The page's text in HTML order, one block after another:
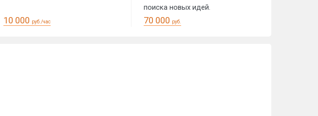
10 000 руб./час
поиска новых идей.
70 000 руб.